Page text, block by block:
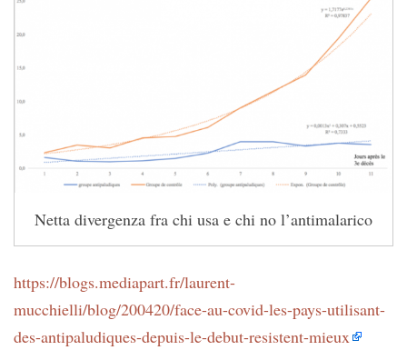
Netta divergenza fra chi usa e chi no l’antimalarico
https://blogs.mediapart.fr/laurent-
mucchielli/blog/200420/face-au-covid-les-pays-utilisant-
des-antipaludiques-depuis-le-debut-resistent-mieux